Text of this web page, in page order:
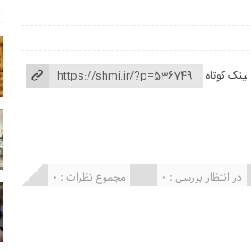
لینک کوتاه
مجموع نظرات : 0 در انتظار بررسی : 0